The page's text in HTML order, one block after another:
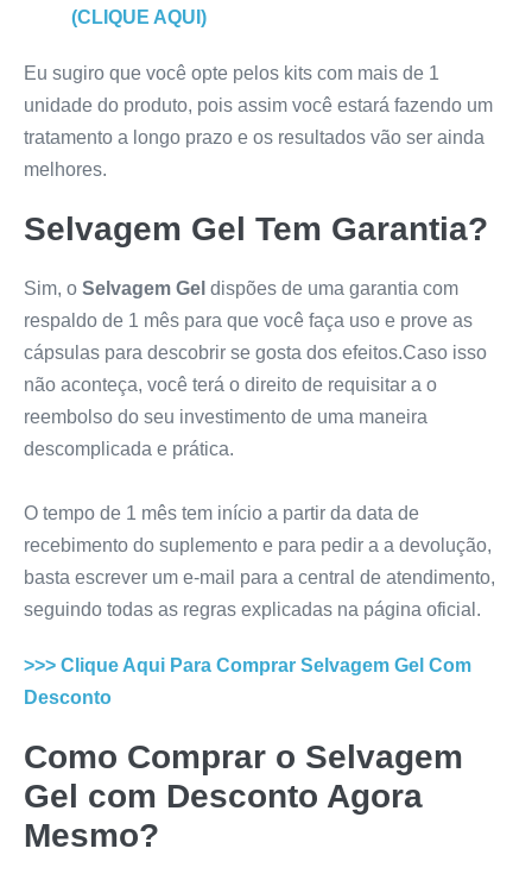
(CLIQUE AQUI)
Eu sugiro que você opte pelos kits com mais de 1
unidade do produto, pois assim você estará fazendo um
tratamento a longo prazo e os resultados vão ser ainda
melhores.
Selvagem Gel Tem Garantia?
Sim, o Selvagem Gel dispões de uma garantia com
respaldo de 1 mês para que você faça uso e prove as
cápsulas para descobrir se gosta dos efeitos.Caso isso
não aconteça, você terá o direito de requisitar a o
reembolso do seu investimento de uma maneira
descomplicada e prática.
O tempo de 1 mês tem início a partir da data de
recebimento do suplemento e para pedir a a devolução,
basta escrever um e-mail para a central de atendimento,
seguindo todas as regras explicadas na página oficial.
>>> Clique Aqui Para Comprar Selvagem Gel Com
Desconto
Como Comprar o Selvagem
Gel com Desconto Agora
Mesmo?